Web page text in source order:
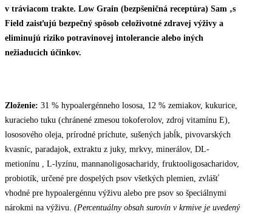
v tráviacom trakte. Low Grain (bezpšeničná receptúra) Sam ‚s
Field zaisťujú bezpečný spôsob celoživotné zdravej výživy a
eliminujú riziko potravinovej intolerancie alebo iných
nežiaducich účinkov.
Zloženie: 31 % hypoalergénneho lososa, 12 % zemiakov, kukurice,
kuracieho tuku (chránené zmesou tokoferolov, zdroj vitamínu E),
lososového oleja, prírodné príchute, sušených jabĺk, pivovarských
kvasníc, paradajok, extraktu z juky, mrkvy, minerálov, DL-
metionínu , L-lyzínu, mannanoligosacharidy, fruktooligosacharidov,
probiotík, určené pre dospelých psov všetkých plemien, zvlášť
vhodné pre hypoalergénnu výživu alebo pre psov so špeciálnymi
nárokmi na výživu. (Percentuálny obsah surovín v krmive je uvedený